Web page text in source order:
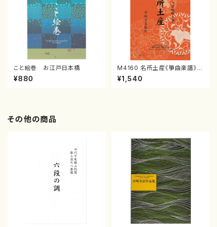
こと絵巻 お江戸日本橋
¥880
M4160 名所土産《箏曲楽譜》
（箏/宮城喜代子・宮城数江著・
宮城宗家監修/箏曲古典楽譜）
¥1,540
その他の商品